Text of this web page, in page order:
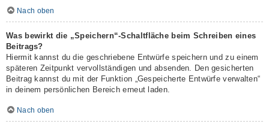
Nach oben
Was bewirkt die „Speichern“-Schaltfläche beim Schreiben eines
Beitrags?
Hiermit kannst du die geschriebene Entwürfe speichern und zu einem
späteren Zeitpunkt vervollständigen und absenden. Den gesicherten
Beitrag kannst du mit der Funktion „Gespeicherte Entwürfe verwalten“
in deinem persönlichen Bereich erneut laden.
Nach oben